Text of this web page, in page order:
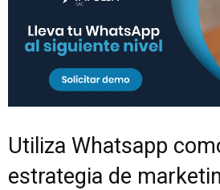
Utiliza Whatsapp
estrategia de